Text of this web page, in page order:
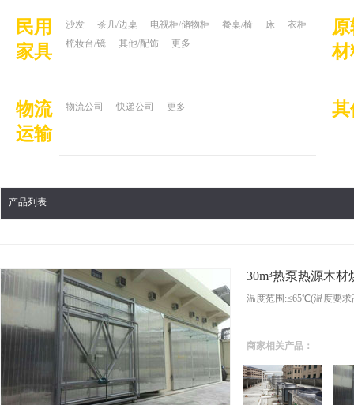
民用
家具
沙发 茶几/边桌 电视柜/储物柜 餐桌/椅 床
衣柜
梳妆台/镜
其他/配饰 更多
材
物流
运输
物流公司 快递公司 更多 其
产品列表
30m³热泵热源木材
温度范围:≤65℃(温度要求
商家相关产品：